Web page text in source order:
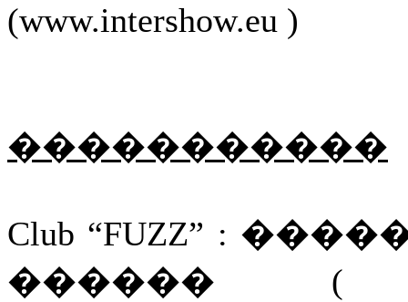
(www.intershow.eu )
�����������
Club “FUZZ” :
������ (